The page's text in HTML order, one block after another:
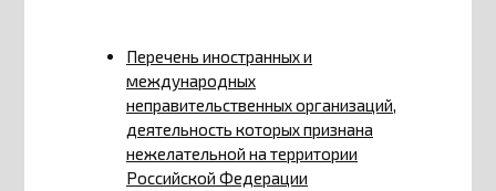
Перечень иностранных и
международных
неправительственных организаций,
деятельность которых признана
нежелательной на территории
Российской Федерации